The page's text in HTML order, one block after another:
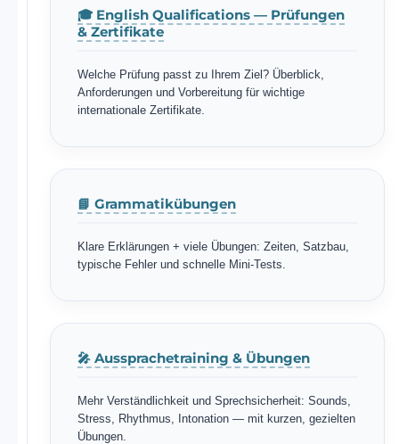
🎓 English Qualifications — Prüfungen
& Zertifikate
Welche Prüfung passt zu Ihrem Ziel? Überblick,
Anforderungen und Vorbereitung für wichtige
internationale Zertifikate.
📘 Grammatikübungen
Klare Erklärungen + viele Übungen: Zeiten, Satzbau,
typische Fehler und schnelle Mini-Tests.
🎤 Aussprachetraining & Übungen
Mehr Verständlichkeit und Sprechsicherheit: Sounds,
Stress, Rhythmus, Intonation — mit kurzen, gezielten
Übungen.